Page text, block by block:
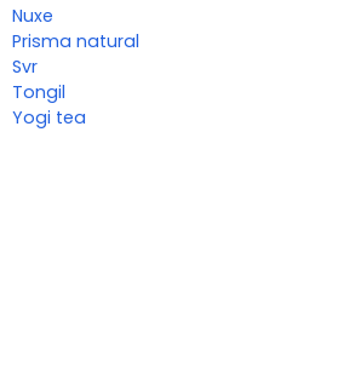
Nuxe
Prisma natural
Svr
Tongil
Yogi tea